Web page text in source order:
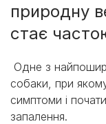
природну
стає
Одне з
собаки, при
симптоми і
запалення.